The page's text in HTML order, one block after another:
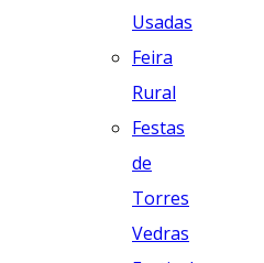
Usadas
Feira
Rural
Festas
de
Torres
Vedras